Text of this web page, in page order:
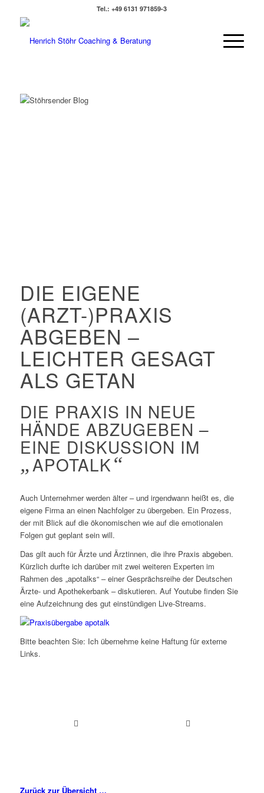
Tel.: +49 6131 971859-3
DIE EIGENE
(ARZT-)PRAXIS
ABGEBEN –
LEICHTER GESAGT
ALS GETAN
DIE PRAXIS IN NEUE
HÄNDE ABZUGEBEN –
EINE DISKUSSION IM
„APOTALK“
Auch Unternehmer werden älter – und irgendwann heißt es, die
eigene Firma an einen Nachfolger zu übergeben. Ein Prozess,
der mit Blick auf die ökonomischen wie auf die emotionalen
Folgen gut geplant sein will.
Das gilt auch für Ärzte und Ärztinnen, die ihre Praxis abgeben.
Kürzlich durfte ich darüber mit zwei weiteren Experten im
Rahmen des „apotalks“ – einer Gesprächsreihe der Deutschen
Ärzte- und Apothekerbank – diskutieren. Auf Youtube finden Sie
eine Aufzeichnung des gut einstündigen Live-Streams.
Bitte beachten Sie: Ich übernehme keine Haftung für externe
Links.
Zurück zur Übersicht …